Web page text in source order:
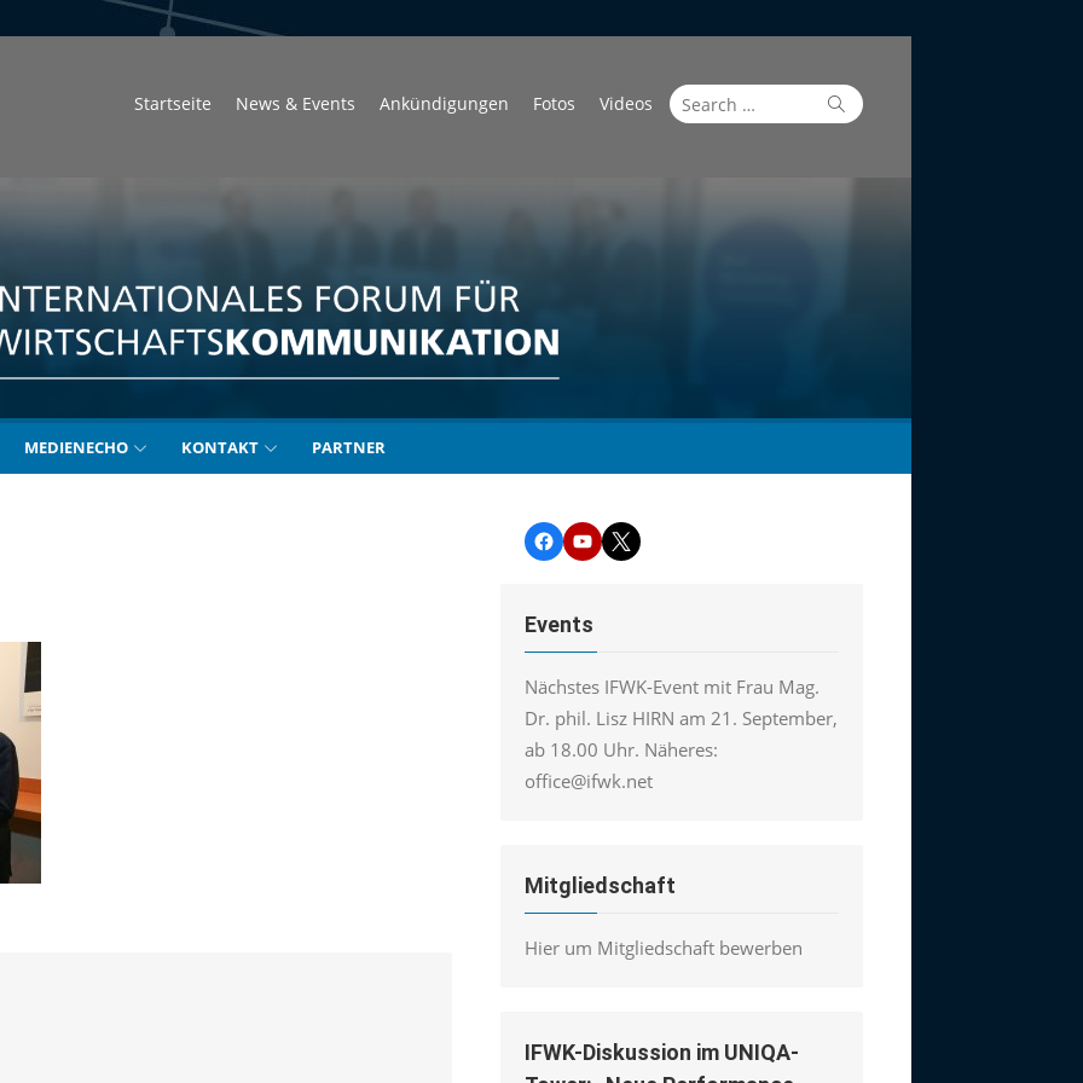
Search
for:
Search
Startseite News & Events Ankündigungen Fotos Videos
MEDIENECHO KONTAKT PARTNER
Facebook
YouTubeTwitter
Events
Nächstes IFWK-Event mit Frau Mag.
Dr. phil. Lisz HIRN am 21. September,
ab 18.00 Uhr. Näheres:
office@ifwk.net
Mitgliedschaft
Hier um Mitgliedschaft bewerben
IFWK-Diskussion im UNIQA-